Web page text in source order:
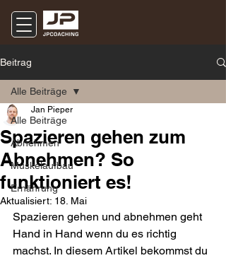
Beitrag
Alle Beiträge
Abnehmen
Muskelaufbau
Ernährung
Alle Beiträge
Spazieren gehen zum
Abnehmen? So
funktioniert es!
Jan Pieper
Aktualisiert: 18. Mai
Spazieren gehen und abnehmen geht
Hand in Hand wenn du es richtig
machst. In diesem Artikel bekommst du